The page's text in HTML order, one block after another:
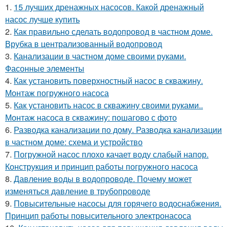
1. 15 лучших дренажных насосов. Какой дренажный
насос лучше купить
2. Как правильно сделать водопровод в частном доме.
Врубка в централизованный водопровод
3. Канализации в частном доме своими руками.
Фасонные элементы
4. Как установить поверхностный насос в скважину.
Монтаж погружного насоса
5. Как установить насос в скважину своими руками..
Монтаж насоса в скважину: пошагово с фото
6. Разводка канализации по дому. Разводка канализации
в частном доме: схема и устройство
7. Погружной насос плохо качает воду слабый напор.
Конструкция и принцип работы погружного насоса
8. Давление воды в водопроводе. Почему может
изменяться давление в трубопроводе
9. Повысительные насосы для горячего водоснабжения.
Принцип работы повысительного электронасоса